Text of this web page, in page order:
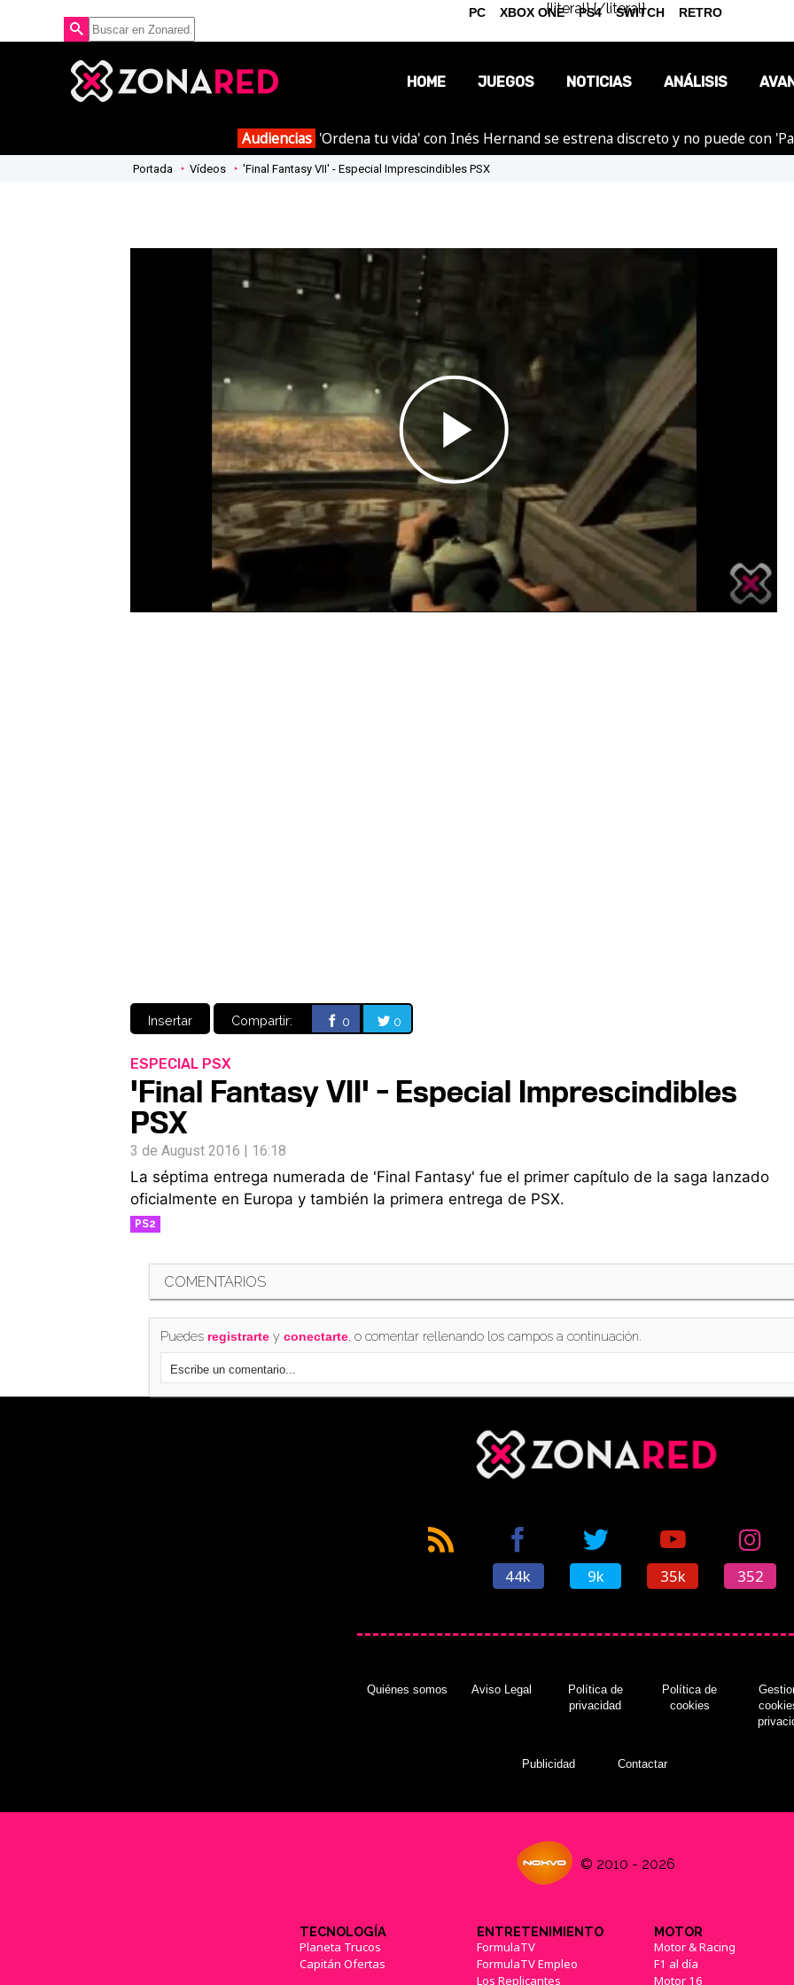
{literal}{/literal}
HOME JUEGOS NOTICIAS
OPINIÓN
ANÁLISIS
Audiencias 'Ordena tu vida' con Inés Hernand se estrena discreto y no puede con
Portada Vídeos 'Final Fantasy VII' - Especial Imprescindibles PSX
Play
Video
Insertar Compartir: 0 0
ESPECIAL PSX
'Final Fantasy VII' - Especial Imprescindibles
PSX
3 de August 2016 | 16:18
La séptima entrega numerada de 'Final Fantasy' fue el primer capítulo de la saga lanzado
oficialmente en Europa y también la primera entrega de PSX.
PS2
COMENTARIOS
Puedes registrartey conectarte, o comentar rellenando los campos a continuación.
PC XBOX ONE PS4 SWITCH RETRO
44k 9k 35k 352
Quiénes somos Aviso Legal
Política de
privacidad
Política de
cookies
Publicidad Contactar
© 2010 - 2026
TECNOLOGÍA
Planeta Trucos
Capitán Ofertas
ENTRETENIMIENTO
FormulaTV
FormulaTV Empleo
Los Replicantes
MOTOR
Motor & Racing
F1 al día
Motor 16